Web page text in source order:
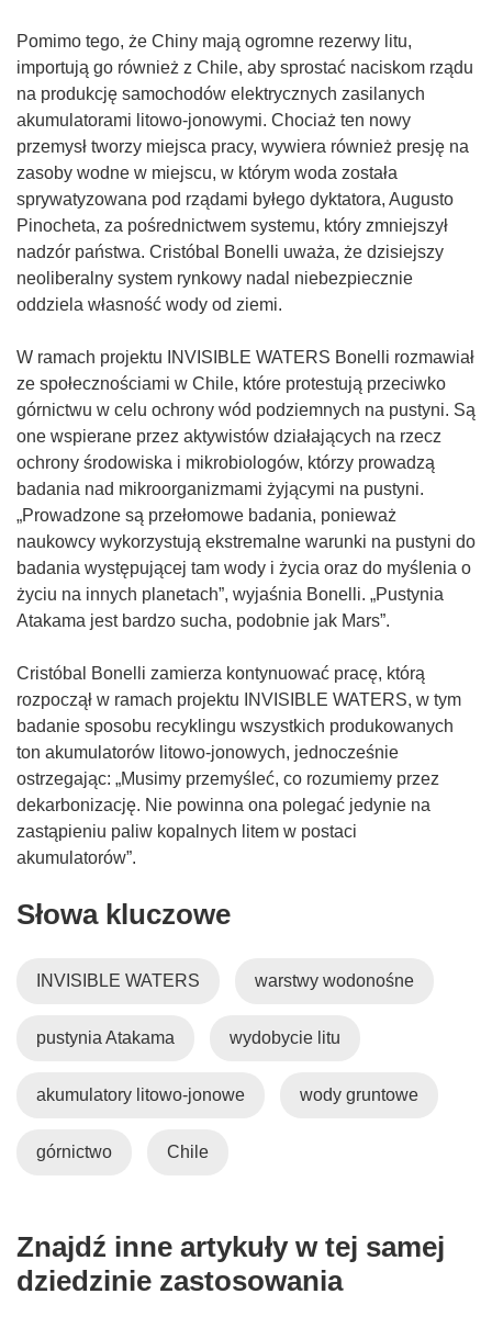
Pomimo tego, że Chiny mają ogromne rezerwy litu,
importują go również z Chile, aby sprostać naciskom rządu
na produkcję samochodów elektrycznych zasilanych
akumulatorami litowo-jonowymi. Chociaż ten nowy
przemysł tworzy miejsca pracy, wywiera również presję na
zasoby wodne w miejscu, w którym woda została
sprywatyzowana pod rządami byłego dyktatora, Augusto
Pinocheta, za pośrednictwem systemu, który zmniejszył
nadzór państwa. Cristóbal Bonelli uważa, że dzisiejszy
neoliberalny system rynkowy nadal niebezpiecznie
oddziela własność wody od ziemi.
W ramach projektu INVISIBLE WATERS Bonelli rozmawiał
ze społecznościami w Chile, które protestują przeciwko
górnictwu w celu ochrony wód podziemnych na pustyni. Są
one wspierane przez aktywistów działających na rzecz
ochrony środowiska i mikrobiologów, którzy prowadzą
badania nad mikroorganizmami żyjącymi na pustyni.
„Prowadzone są przełomowe badania, ponieważ
naukowcy wykorzystują ekstremalne warunki na pustyni do
badania występującej tam wody i życia oraz do myślenia o
życiu na innych planetach”, wyjaśnia Bonelli. „Pustynia
Atakama jest bardzo sucha, podobnie jak Mars”.
Cristóbal Bonelli zamierza kontynuować pracę, którą
rozpoczął w ramach projektu INVISIBLE WATERS, w tym
badanie sposobu recyklingu wszystkich produkowanych
ton akumulatorów litowo-jonowych, jednocześnie
ostrzegając: „Musimy przemyśleć, co rozumiemy przez
dekarbonizację. Nie powinna ona polegać jedynie na
zastąpieniu paliw kopalnych litem w postaci
akumulatorów”.
Słowa kluczowe
INVISIBLE WATERS warstwy wodonośne
pustynia Atakama wydobycie litu
akumulatory litowo-jonowe wody gruntowe
górnictwo Chile
Znajdź inne artykuły w tej samej
dziedzinie zastosowania